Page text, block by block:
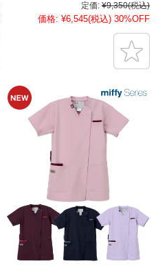
定価: ¥9,350(税込)
価格: ¥6,545(税込) 30%OFF